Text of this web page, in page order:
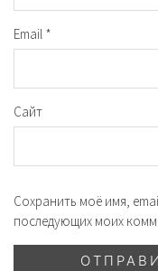
Email *
Сайт
Сохранить моё имя,
последующих моих